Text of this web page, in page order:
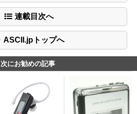
連載目次へ
ASCII.jpトップへ
次にお勧めの記事